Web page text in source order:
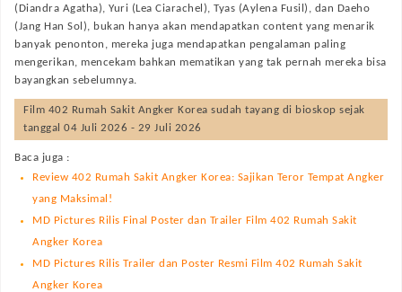
(Diandra Agatha), Yuri (Lea Ciarachel), Tyas (Aylena Fusil), dan Daeho
(Jang Han Sol), bukan hanya akan mendapatkan content yang menarik
banyak penonton, mereka juga mendapatkan pengalaman paling
mengerikan, mencekam bahkan mematikan yang tak pernah mereka bisa
bayangkan sebelumnya.
Film 402 Rumah Sakit Angker Korea sudah tayang di bioskop sejak
tanggal 04 Juli 2026 - 29 Juli 2026
Baca juga :
Review 402 Rumah Sakit Angker Korea: Sajikan Teror Tempat Angker
yang Maksimal!
MD Pictures Rilis Final Poster dan Trailer Film 402 Rumah Sakit
Angker Korea
MD Pictures Rilis Trailer dan Poster Resmi Film 402 Rumah Sakit
Angker Korea